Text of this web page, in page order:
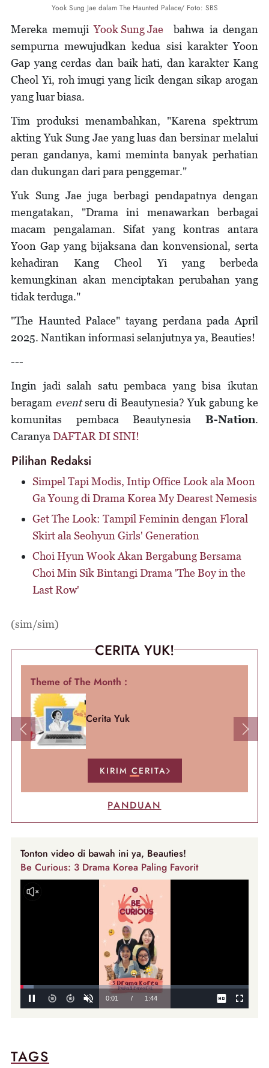
Yook Sung Jae dalam The Haunted Palace/ Foto: SBS
Mereka memuji Yook Sung Jae bahwa ia dengan
sempurna mewujudkan kedua sisi karakter Yoon
Gap yang cerdas dan baik hati, dan karakter Kang
Cheol Yi, roh imugi yang licik dengan sikap arogan
yang luar biasa.
Tim produksi menambahkan, "Karena spektrum
akting Yuk Sung Jae yang luas dan bersinar melalui
peran gandanya, kami meminta banyak perhatian
dan dukungan dari para penggemar."
Yuk Sung Jae juga berbagi pendapatnya dengan
mengatakan, "Drama ini menawarkan berbagai
macam pengalaman. Sifat yang kontras antara
Yoon Gap yang bijaksana dan konvensional, serta
kehadiran Kang Cheol Yi yang berbeda
kemungkinan akan menciptakan perubahan yang
tidak terduga."
"The Haunted Palace" tayang perdana pada April
2025. Nantikan informasi selanjutnya ya, Beauties!
---
Ingin jadi salah satu pembaca yang bisa ikutan
beragam eventseru di Beautynesia? Yuk gabung ke
komunitas pembaca Beautynesia B-Nation.
Caranya DAFTAR DI SINI!
Pilihan Redaksi
Simpel Tapi Modis, Intip Office Look ala Moon
Ga Young di Drama Korea My Dearest Nemesis
Get The Look: Tampil Feminin dengan Floral
Skirt ala Seohyun Girls' Generation
Choi Hyun Wook Akan Bergabung Bersama
Choi Min Sik Bintangi Drama 'The Boy in the
Last Row'
(sim/sim)
CERITA YUK!
Theme of The Month :
Cerita Yuk
KIRIM CERITA
Previous Next
PANDUAN
Tonton video di bawah ini ya, Beauties!
Be Curious: 3 Drama Korea Paling Favorit
TAGS